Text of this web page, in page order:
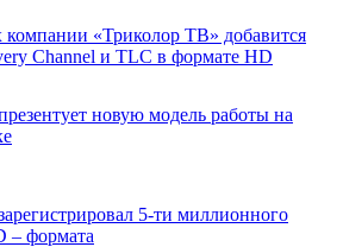
«Триколор ТВ» добавится
Channel и TLC в формате HD
новую модель работы на
5-ти миллионного
– формата